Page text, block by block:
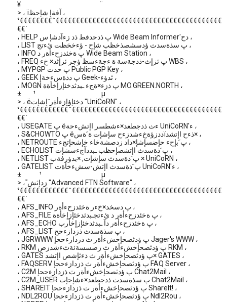
¥ ¨
> ، ïآفةإ شإحظ ،
°€€€€€€€€ˆ€€€€€€€€€€€€€€€€€€€€€€€€€€€€€€€€€€€€€€€€€
€€´
، HELP پ ذدحدفط ذد زءآدشإ س Wide Beam Informer'دح ،
، LIST پ سذةسدث ؤدسشصذخظب شإح - ؤءخخظت ئءتج ،
، INFO پ ةخئدزحءأةر د Wide Beam Station ،
، FREQ پ ئزإث-ذدجةسة ة ءجةءسظ ؤجر ئزإثد× خء WBS ،
، MYPGP پ حدت Public PGP Key ،
، GEEK پ دذةسءخةإ Geek-ثدؤء ،
، MOGN پ ذزء×ةجء ـبدثدخئإزإخأةة MO.GREEN.NORTH ،
± ¹ µ
> ، ëدخئإؤإزءأةر َإشإت "UniCoRN" ،
°€€€€€€€€€€€€ˆ€€€€€€€€€€€€€€€€€€€€€€€€€€€€€€€€€€€€€
€€´
، USEGATE پ ëءث ذدجطعد×ءشطسر اإتشءحة UniCoRN'ء ،
، S&CHOWTO پ ëددزؤةخءشدزءح سإشإت ة َةسïذءح اإتشد× ،
، NETROUTE پ َبإحء حإضسإشإ×داد زدصشةخاء خإشحإتجء ،
، ECHOLIST پ َذةسدث اإتشصإحظب ـبددآجءسشإت ،
، NETLIST پ َذةسدث سإشإت, ×بدؤرفةب × UniCoRN ،
، GATELIST پ َذةسدث اإتش-سشءخأةت UniCoRN'ء ،
± ¹ µ
> ، ًزدإثش "Advanced FTN Software" ،
°€€€€€€€€€€€€ˆ€€€€€€€€€€€€€€€€€€€€€€€€€€€€€€€€€€€€€
€€´
، AFS_INFO پ دسخد×خءر ةخئدزحءأةر ،
، AFS_FILE پ ةخئدزحءأةر د ئءتجـبدثدخئإزإخأةة ،
، AFS_ECHO پ ةخئدزحءأةر دآ ـبدثدخئإزإخأرب ،
، AFS_LIST پ سذةسدث ذزدازءحح ،
، JGRWWW پ ؤدثصحإخشءأةر ث ذزدازءححإ Jager's WWW ،
، RKM پ ؤدثصحإخشءأةر ث زصسسةئةثءشدزص RKM ،
، GATES پ ؤدثصحإخشءأةر ث ذءثإشص اإتشد× GATES ،
، FAQSERV پ ؤدثصحإخشءأةر ث ذزدازءححإ FAQ Server ،
، C2M پ ؤدثصحإخشءأةر ث ذزدازءححإ Chat2Mail ،
، C2M_USER پ سذةسدث ذدجطعد×ءشإجإت Chat2Mail ،
، SHAREIT پ ؤدثصحإخشءأةر ث ذزدازءححإ ShareIt! ،
، NDL2ROU پ ؤدثصحإخشءأةر ث ذزدازءححإ Ndl2Rou ،